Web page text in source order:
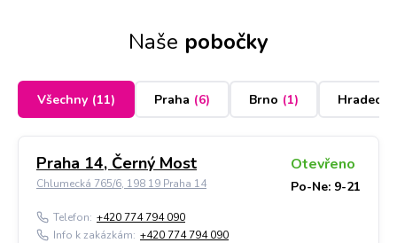
Naše pobočky
Všechny (11) Praha (6) Brno (1) Hradec
Praha 14, Černý Most
Chlumecká 765/6, 198 19 Praha 14
Otevřeno
Po-Ne: 9-21
Telefon: +420 774 794 090
Info k zakázkám: +420 774 794 090